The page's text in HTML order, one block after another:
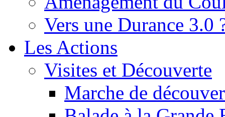
Vers une Durance 3.0
Les Actions
Visites et Découverte
Marche de